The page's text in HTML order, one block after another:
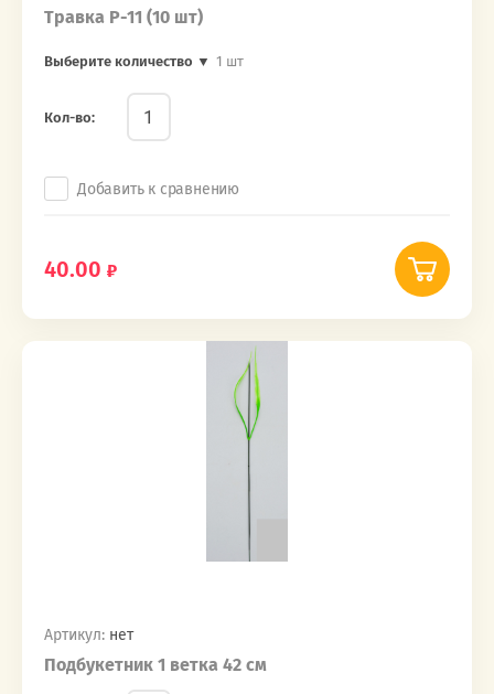
Травка Р-11 (10 шт)
Выберите количество ▼ 1 шт
Кол-во:
Добавить к сравнению
40.00
Артикул: нет
Подбукетник 1 ветка 42 см